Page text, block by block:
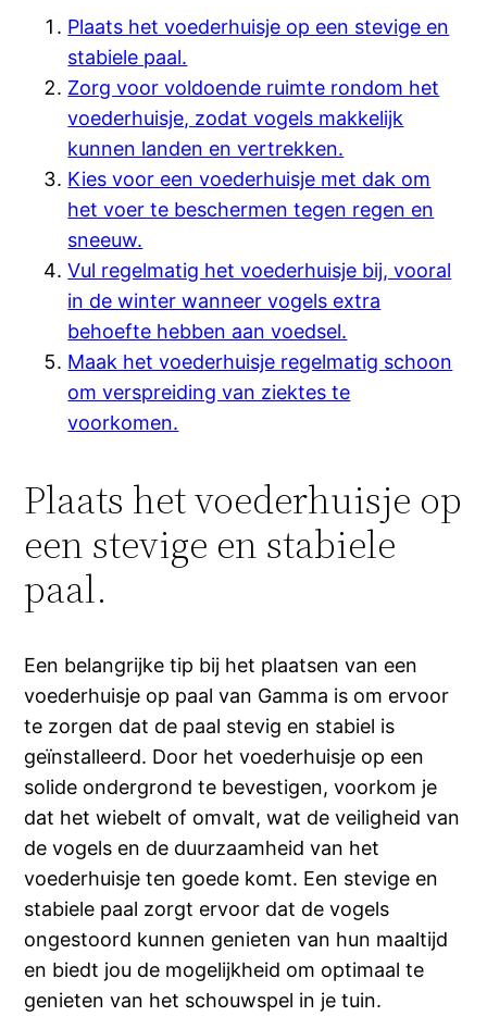
Plaats het voederhuisje op een stevige en
stabiele paal.
Zorg voor voldoende ruimte rondom het
voederhuisje, zodat vogels makkelijk
kunnen landen en vertrekken.
Kies voor een voederhuisje met dak om
het voer te beschermen tegen regen en
sneeuw.
Vul regelmatig het voederhuisje bij, vooral
in de winter wanneer vogels extra
behoefte hebben aan voedsel.
Maak het voederhuisje regelmatig schoon
om verspreiding van ziektes te
voorkomen.
Plaats het voederhuisje op
een stevige en stabiele
paal.
Een belangrijke tip bij het plaatsen van een
voederhuisje op paal van Gamma is om ervoor
te zorgen dat de paal stevig en stabiel is
geïnstalleerd. Door het voederhuisje op een
solide ondergrond te bevestigen, voorkom je
dat het wiebelt of omvalt, wat de veiligheid van
de vogels en de duurzaamheid van het
voederhuisje ten goede komt. Een stevige en
stabiele paal zorgt ervoor dat de vogels
ongestoord kunnen genieten van hun maaltijd
en biedt jou de mogelijkheid om optimaal te
genieten van het schouwspel in je tuin.